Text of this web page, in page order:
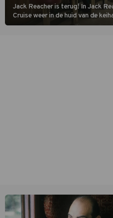
Jack Reacher is terug! In Jack
Cruise weer in de huid van de